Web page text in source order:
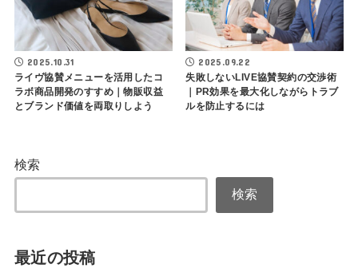
2025.10.31
ライヴ協賛メニューを活用したコ
ラボ商品開発のすすめ｜物販収益
とブランド価値を両取りしよう
2025.09.22
失敗しないLIVE協賛契約の交渉術
｜PR効果を最大化しながらトラブ
ルを防止するには
検索
検索
最近の投稿